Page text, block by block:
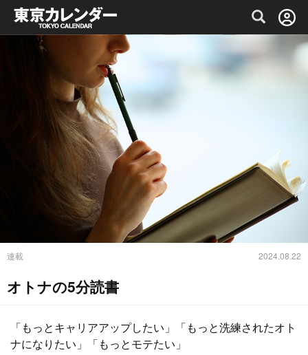
グルメ情報・プレミアムレストラン予約
連載 2024.08.22
オトナの5分読書
「もっとキャリアアップしたい」「もっと洗練されたオト
ナになりたい」「もっとモテたい」